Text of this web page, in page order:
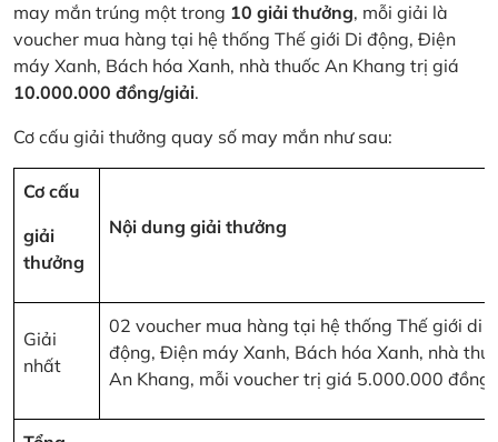
may mắn trúng một trong 10 giải thưởng, mỗi giải là
voucher mua hàng tại hệ thống Thế giới Di động, Điện
máy Xanh, Bách hóa Xanh, nhà thuốc An Khang trị giá
10.000.000 đồng/giải.
Cơ cấu giải thưởng quay số may mắn như sau:
Cơ cấu
giải
thưởng
Nội dung giải thưởng
Giải
nhất
02 voucher mua hàng tại hệ thống Thế giới di
động, Điện máy Xanh, Bách hóa Xanh, nhà
An Khang, mỗi voucher trị giá 5.000.000 đồng